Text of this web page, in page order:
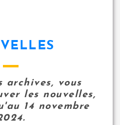
archives, vous
les nouvelles,
14 novembre